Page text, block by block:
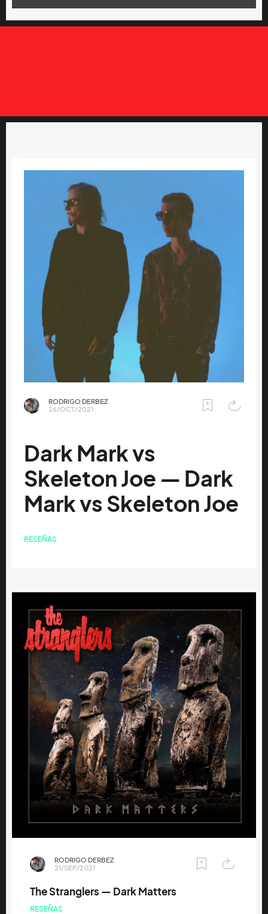
RODRIGO DERBEZ
26/OCT/2021
Dark Mark vs
Skeleton Joe — Dark
Mark vs Skeleton Joe
RESEÑAS
RODRIGO DERBEZ
21/SEP/2021
The Stranglers — Dark Matters
RESEÑAS